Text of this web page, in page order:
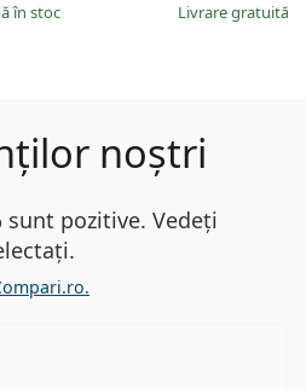
în stoc Livrare gratuită
noștri
sunt pozitive. Vedeți